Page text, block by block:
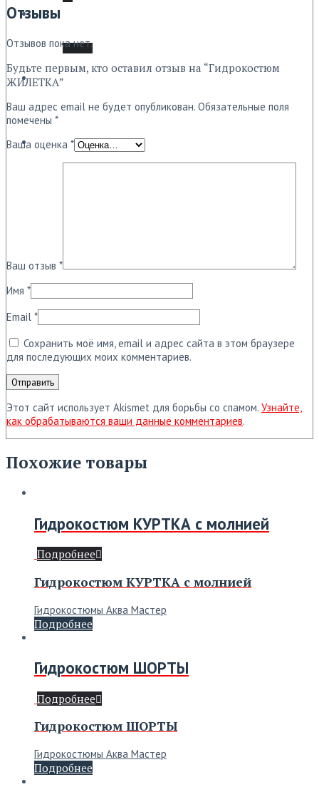
Ремонт
О нас
Контакты
Отзывы
Отзывов пока нет.
Будьте первым, кто оставил отзыв на “Гидрокостюм
ЖИЛЕТКА”
Ваш адрес email не будет опубликован. Обязательные поля
помечены *
Ваша оценка *
Ваш отзыв *
Имя *
Email *
Сохранить моё имя, email и адрес сайта в этом браузере
для последующих моих комментариев.
Этот сайт использует Akismet для борьбы со спамом. Узнайте,
как обрабатываются ваши данные комментариев.
Похожие товары
Гидрокостюм КУРТКА с молнией
Подробнее
Гидрокостюм КУРТКА с молнией
Гидрокостюмы Аква Мастер
Подробнее
Гидрокостюм ШОРТЫ
Подробнее
Гидрокостюм ШОРТЫ
Гидрокостюмы Аква Мастер
Подробнее